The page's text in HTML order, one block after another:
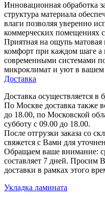
Инновационная обработка
структура материала
влаги позволяя уверенно
коммерческих помещениях
Приятная на ощупь матовая
комфорт при каждом шаге а
современными системами
микроклимат и уют в
Доставка
Доставка осуществляется в
По Москве доставка также
до 18.00, по Московской
субботу с 09.00 до 18.00.
После отгрузки заказа со
свяжется с Вами для
Обращаем ваше внимание:
составляет 7 дней. Просим
доставки в рамках этого
Укладка ламината